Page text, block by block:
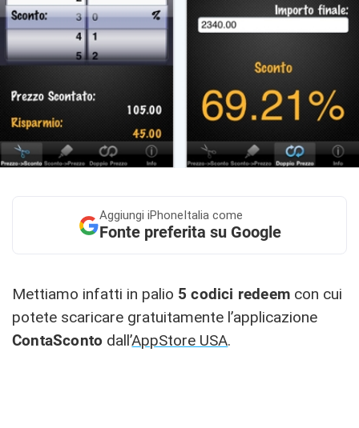
Aggiungi iPhoneItalia come
Fonte preferita su Google
Mettiamo infatti in palio 5 codici redeem con cui
potete scaricare gratuitamente l’applicazione
ContaSconto dall’AppStore USA.